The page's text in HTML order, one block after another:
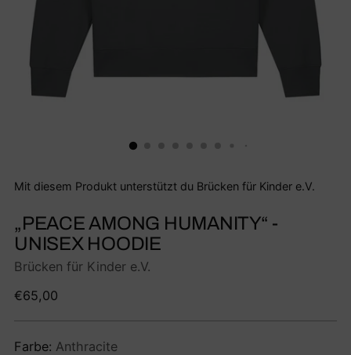
Mit diesem Produkt unterstützt du Brücken für Kinder e.V.
„PEACE AMONG HUMANITY“ -
UNISEX HOODIE
Brücken für Kinder e.V.
Regulärer
€65,00
Farbe: Anthracite